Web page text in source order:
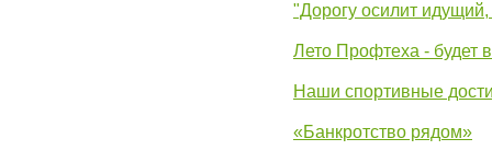
"Дорогу осилит
Лето Профтеха - будет
Наши спортивные
«Банкротство рядом»